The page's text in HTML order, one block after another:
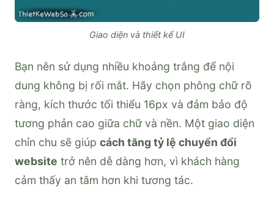
Giao diện và thiết kế UI
Bạn nên sử dụng nhiều khoảng trắng để nội
dung không bị rối mắt. Hãy chọn phông chữ rõ
ràng, kích thước tối thiểu 16px và đảm bảo độ
tương phản cao giữa chữ và nền. Một giao diện
chỉn chu sẽ giúp cách tăng tỷ lệ chuyển đổi
website trở nên dễ dàng hơn, vì khách hàng
cảm thấy an tâm hơn khi tương tác.